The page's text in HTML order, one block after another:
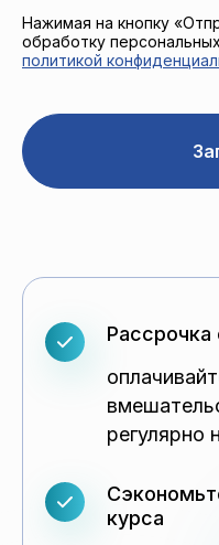
Нажимая на кнопку
обработку
политикой
Рассрочка
регулярно
курса